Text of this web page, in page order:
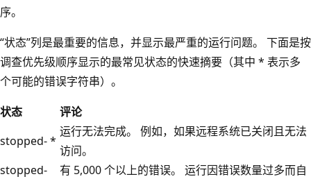
序。
“状态”列是最重要的信息，并显示最严重的运行问题。
下面是按
调查优先级顺序显示的最常见状态的快速摘要（其中 * 表示多
个可能的错误字符串）。
状态
评论
stopped- *
运行无法完成。 例如，如果远程系统已关闭且无法
访问。
stopped-
有 5,000 个以上的错误。 运行因错误数量过多而自